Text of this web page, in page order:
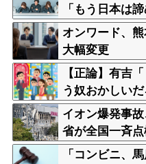
「もう日本は諦
オンワード、
大幅変更
【正論】有吉
う奴おかしい
い』って言う
イオン爆発事
省が全国一斉
「コンビニ、